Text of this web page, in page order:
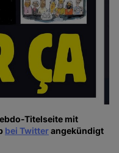
Titelseite mit
bei Twitterangekündigt